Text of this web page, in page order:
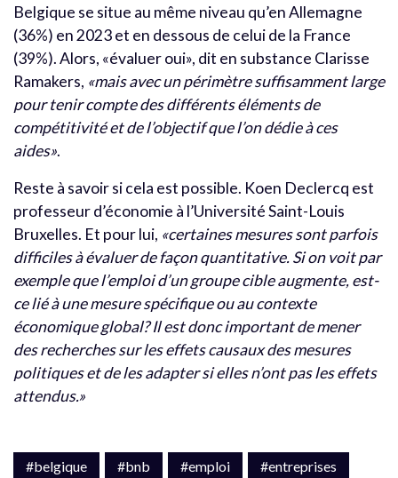
Belgique se situe au même niveau qu’en Allemagne
(36%) en 2023 et en dessous de celui de la France
(39%). Alors, «évaluer oui», dit en substance Clarisse
Ramakers, «mais avec un périmètre suffisamment large
pour tenir compte des différents éléments de
compétitivité et de l’objectif que l’on dédie à ces
aides».
Reste à savoir si cela est possible. Koen Declercq est
professeur d’économie à l’Université Saint-Louis
Bruxelles. Et pour lui, «certaines mesures sont parfois
difficiles à évaluer de façon quantitative. Si on voit par
exemple que l’emploi d’un groupe cible augmente, est-
ce lié à une mesure spécifique ou au contexte
économique global? Il est donc important de mener
des recherches sur les effets causaux des mesures
politiques et de les adapter si elles n’ont pas les effets
attendus.»
#belgique #bnb #emploi
#entreprises